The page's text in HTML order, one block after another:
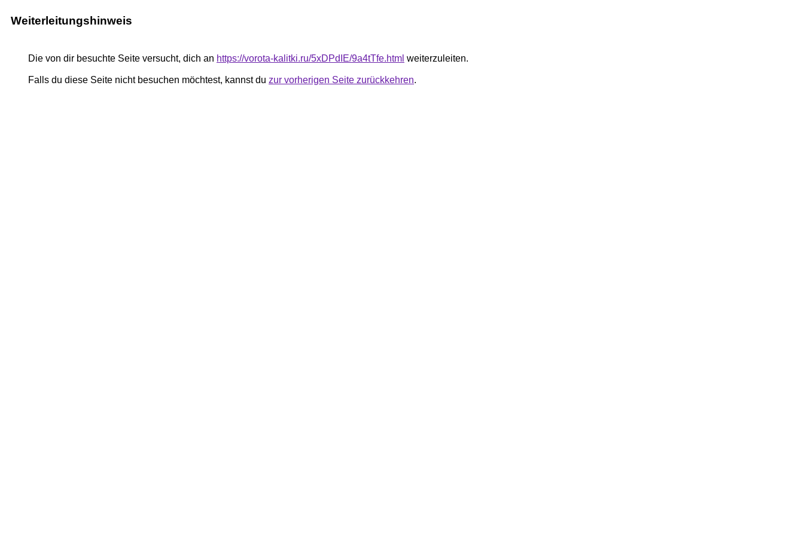
Weiterleitungshinweis
Die von dir besuchte Seite versucht, dich an https://vorota-kalitki.ru/5xDPdIE/9a4tTfe.html weiterzuleiten.
Falls du diese Seite nicht besuchen möchtest, kannst du zur vorherigen Seite zurückkehren.